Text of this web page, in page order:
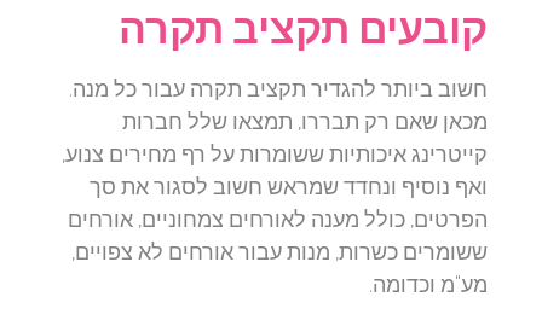
קובעים תקציב תקרה
חשוב ביותר להגדיר תקציב תקרה עבור כל מנה.
מכאן שאם רק תבררו, תמצאו שלל חברות
קייטרינג איכותיות ששומרות על רף מחירים צנוע,
ואף נוסיף ונחדד שמראש חשוב לסגור את סך
הפרטים, כולל מענה לאורחים צמחוניים, אורחים
ששומרים כשרות, מנות עבור אורחים לא צפויים,
מע"מ וכדומה.